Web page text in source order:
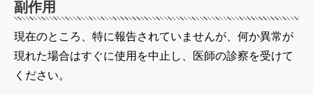
副作用
現在のところ、特に報告されていませんが、何か異常が
現れた場合はすぐに使用を中止し、医師の診察を受けて
ください。